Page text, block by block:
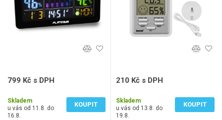
799 Kč s DPH
Skladem
u vás od 11.8. do
16.8.
KOUPIT
210 Kč s DPH
Skladem
u vás od 13.8. do
19.8.
KOUPIT